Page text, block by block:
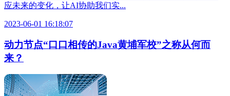
应未来的变化，让AI协助我们实...
2023-06-01 16:18:07
​动力节点“口口相传的Java黄埔军校”之称从何而
来？